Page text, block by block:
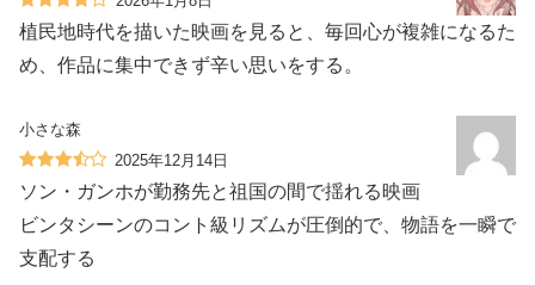
植民地時代を描いた映画を見ると、毎回心が複雑になるた
め、作品に集中できず辛い思いをする。
小さな森
2025年12月14日
ソン・ガンホが勤務先と祖国の間で揺れる映画
ビンタシーンのコント級リズムが圧倒的で、物語を一瞬で
支配する